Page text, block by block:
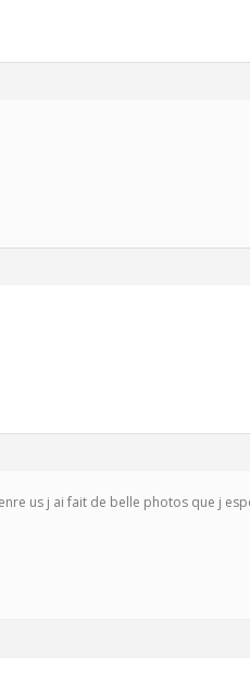
us j ai fait de belle photos que j